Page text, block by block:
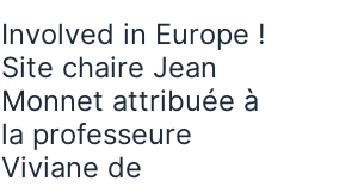
Involved in Europe !
Site chaire Jean
Monnet attribuée à
la professeure
Viviane de